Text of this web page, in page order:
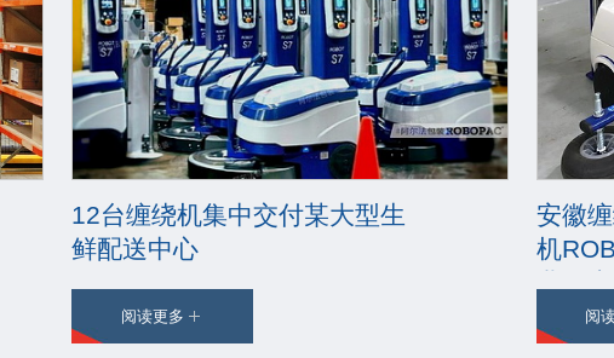
12台缠绕机集中交付某大型生
鲜配送中心
阅读更多
安徽
机
业的
阅